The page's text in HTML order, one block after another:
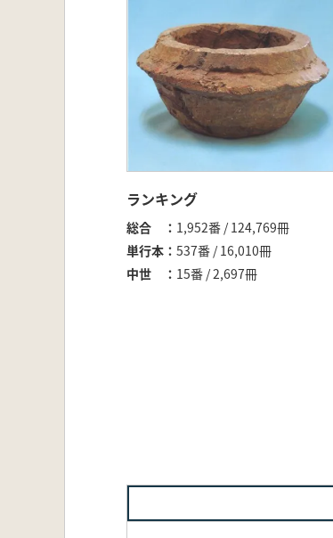
ランキング
総合
1,952番 / 124,769冊
単行本
537番 / 16,010冊
中世
15番 / 2,697冊